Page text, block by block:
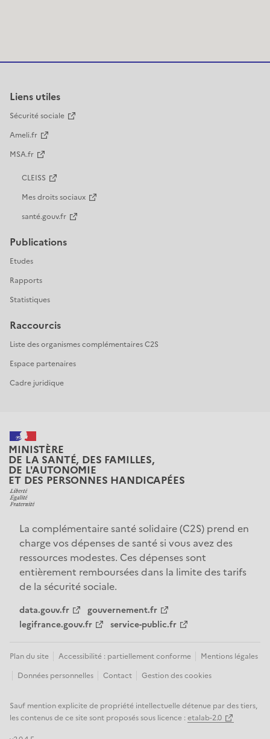
Liens utiles
Sécurité sociale
Ameli.fr
MSA.fr
CLEISS
Mes droits sociaux
santé.gouv.fr
Publications
Etudes
Rapports
Statistiques
Raccourcis
Liste des organismes complémentaires C2S
Espace partenaires
Cadre juridique
MINISTÈRE
DE LA SANTÉ, DES FAMILLES,
DE L'AUTONOMIE
ET DES PERSONNES HANDICAPÉES
La complémentaire santé solidaire (C2S) prend en
charge vos dépenses de santé si vous avez des
ressources modestes. Ces dépenses sont
entièrement remboursées dans la limite des tarifs
de la sécurité sociale.
data.gouv.fr
gouvernement.fr
legifrance.gouv.fr
service-public.fr
Plan du site Accessibilité : partiellement conforme
Mentions légales
Données personnelles
Contact Gestion des cookies
Sauf mention explicite de propriété intellectuelle détenue par des tiers,
les contenus de ce site sont proposés sous licence :etalab-2.0